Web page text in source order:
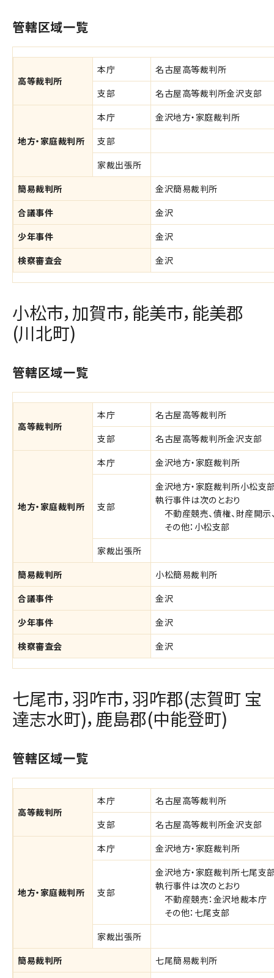
管轄区域一覧
高等裁判所
本庁
名古屋高等裁判所
支部
名古屋高等裁判所金沢支部
地方・家庭裁判所
本庁
金沢地方・家庭裁判所
支部
家裁出張所
簡易裁判所
金沢簡易裁判所
合議事件
金沢
少年事件
金沢
検察審査会
金沢
小松市，加賀市，能美市，能美郡
(川北町)
管轄区域一覧
高等裁判所
本庁
名古屋高等裁判所
支部
名古屋高等裁判所金沢支部
地方・家庭裁判所
本庁 金沢地方・家庭裁判所
支部
金沢地方・家庭裁判所小松支
執行事件は次のとおり
不動産競売、債権、財産開
その他：小松支部
家裁出張所
簡易裁判所
小松簡易裁判所
合議事件
金沢
少年事件
金沢
検察審査会
金沢
七尾市，羽咋市，羽咋郡(志賀町 宝
達志水町)，鹿島郡(中能登町)
管轄区域一覧
高等裁判所
本庁
名古屋高等裁判所
支部
名古屋高等裁判所金沢支部
地方・家庭裁判所
本庁 金沢地方・家庭裁判所
支部
金沢地方・家庭裁判所七尾支
執行事件は次のとおり
不動産競売：金沢地裁本庁
その他：七尾支部
家裁出張所
簡易裁判所
七尾簡易裁判所